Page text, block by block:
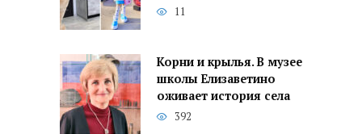
11
Корни и крылья. В музее
школы Елизаветино
оживает история села
392